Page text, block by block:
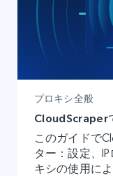
プロキシ全般
CloudScraper
このガイドで
ター：設定、
キシの使用に